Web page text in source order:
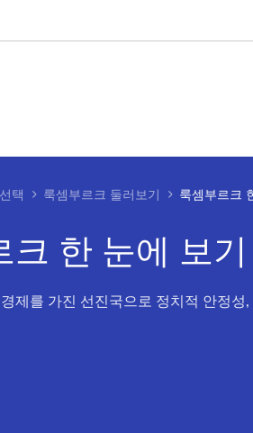
택 룩셈부르크 둘러보기 룩셈부르크
크 한 눈에 보기
제를 가진 선진국으로 정치적 안정